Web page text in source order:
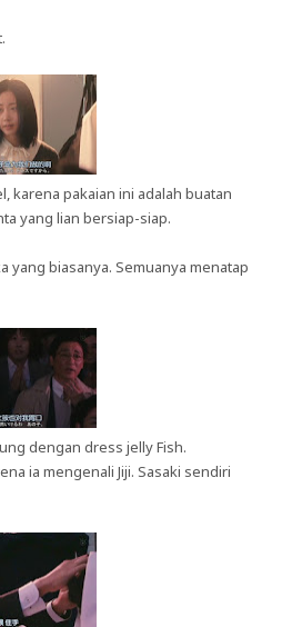
karena pakaian ini adalah buatan
yang lian bersiap-siap.
yang biasanya. Semuanya menatap
dengan dress jelly Fish.
ia mengenali Jiji. Sasaki sendiri